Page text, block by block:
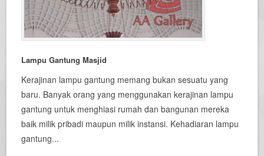
Lampu Gantung Masjid
Kerajinan lampu gantung memang bukan sesuatu yang
baru. Banyak orang yang menggunakan kerajinan lampu
gantung untuk menghiasi rumah dan bangunan mereka
baik milik pribadi maupun milik instansi. Kehadiaran lampu
gantung...